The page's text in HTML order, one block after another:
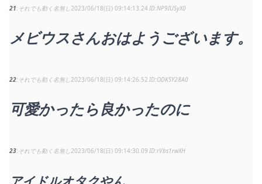
21 それでも動く名無し2023/06/18(日) 09:14:13.24 NP9IUSyX0
メビウスさんおはようございます。
22 それでも動く名無し2023/06/18(日) 09:14:26.52 ODKSY28A0
可愛かったら良かったのに
23 それでも動く名無し2023/06/18(日) 09:14:30.09 rVbs1rwXH